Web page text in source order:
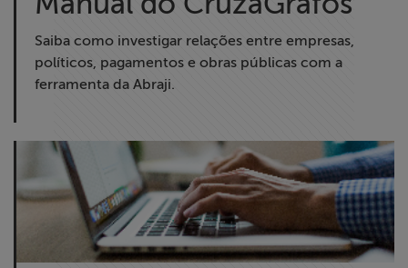
Saiba como investigar relações entre empresas,
políticos, pagamentos e obras públicas com a
ferramenta da Abraji.